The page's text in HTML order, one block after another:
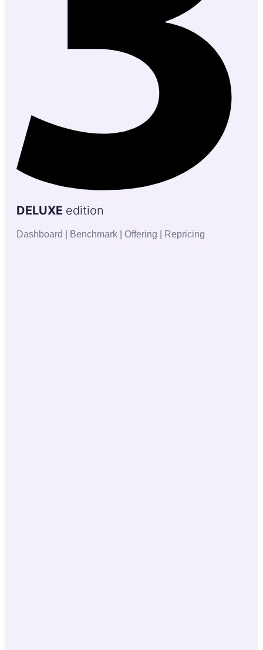
DELUXE edition
Dashboard | Benchmark | Offering | Repricing